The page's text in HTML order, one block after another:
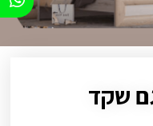
שקד